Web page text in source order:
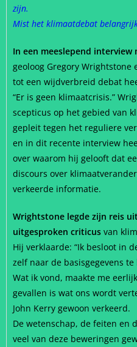
zijn.
Mist het klimaatdebat
In een meeslepend interview
geoloog Gregory Wrightstone
tot een wijdverbreid debat
“Er is geen klimaatcrisis.”
scepticus op het gebied van
gepleit tegen het reguliere
en in dit recente interview
over waarom hij gelooft dat
discours over
verkeerde informatie.
Wrightstone legde zijn reis
uitgesproken criticus van
Hij verklaarde: “Ik besloot in
zelf naar de basisgegevens te
Wat ik vond, maakte me
gevallen is wat ons wordt
John Kerry gewoon verkeerd.
De wetenschap, de feiten en
veel van deze beweringen